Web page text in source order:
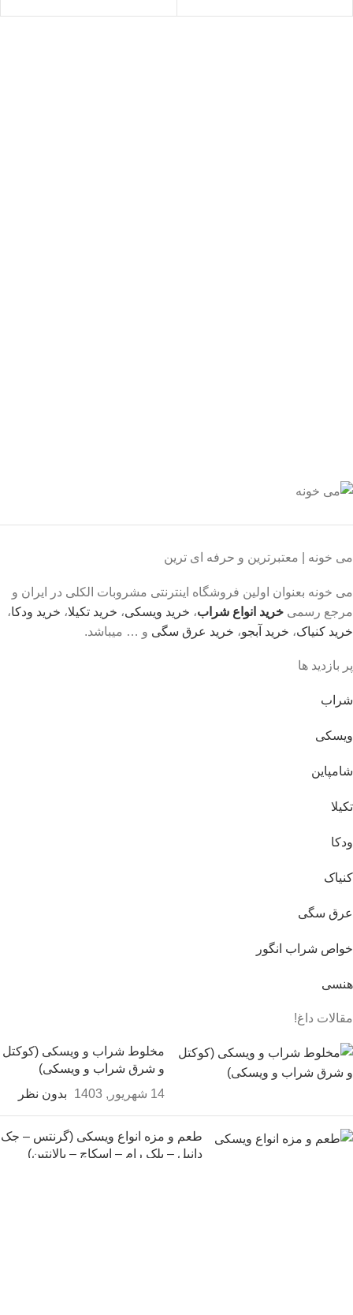
می خونه | معتبرترین و حرفه ای ترین
می خونه بعنوان اولین فروشگاه اینترنتی مشروبات الکلی در ایران و
مرجع رسمی خرید انواع شراب، خرید ویسکی، خرید تکیلا، خرید ودکا،
خرید کنیاک، خرید آبجو، خرید عرق سگی و … میباشد.
پر بازدید ها
شراب
ویسکی
شامپاین
تکیلا
ودکا
کنیاک
عرق سگی
خواص شراب انگور
هنسی
مقالات داغ!
مخلوط شراب و ویسکی (کوکتل
و شرق شراب و ویسکی)
14 شهریور, 1403
بدون نظر
طعم و مزه انواع ویسکی (گرنتس – جک
دانیل – بلک رام – اسکاچ – بالانتین)